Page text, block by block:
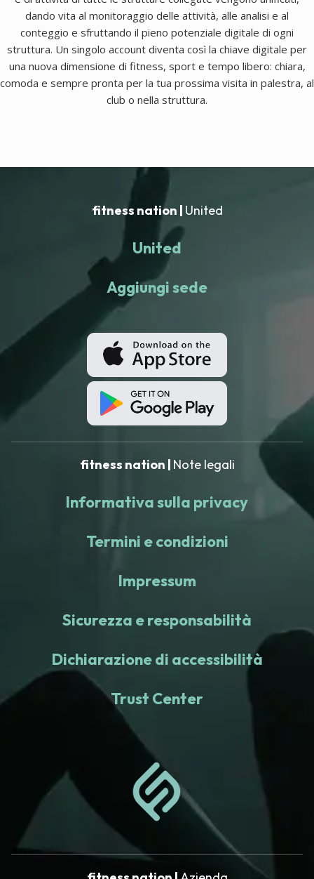
dando vita al monitoraggio delle attività, alle analisi e al
conteggio e sfruttando il pieno potenziale digitale di ogni
struttura. Un singolo account diventa così la chiave digitale per
una nuova dimensione di fitness, sport e tempo libero: chiara,
comoda e sempre pronta per la tua prossima visita in palestra, al
club o nella struttura.
fitness nation | United
United
Aggiungi sede
fitness nation | Note legali
Informativa sulla privacy
Termini e condizioni
Impressum
Sicurezza e responsabilità
Dichiarazione di accessibilità
Trust Center